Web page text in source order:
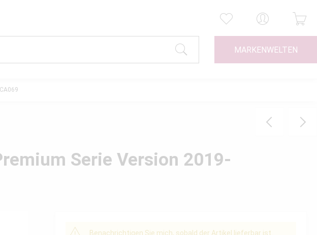
MARKENWELTEN
Serie Version 2019-
Benachrichtigen Sie mich, sobald der Artikel lieferbar ist.